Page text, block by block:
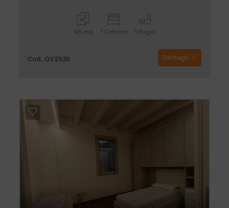
48 mq 1 Camere 1 Bagni
Cod. QV2535 Dettagli